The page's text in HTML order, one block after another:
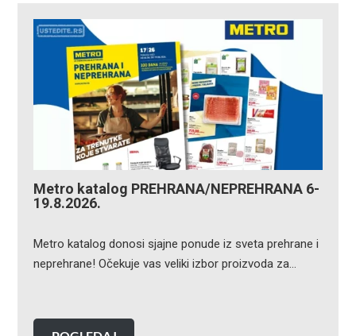
Metro katalog PREHRANA/NEPREHRANA 6-
19.8.2026.
Metro katalog donosi sjajne ponude iz sveta prehrane i
neprehrane! Očekuje vas veliki izbor proizvoda za…